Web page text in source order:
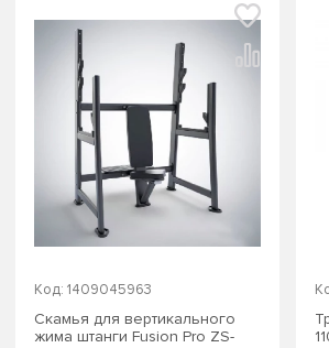
Код: 1409045963
Скамья для вертикального
жима штанги Fusion Pro ZS-